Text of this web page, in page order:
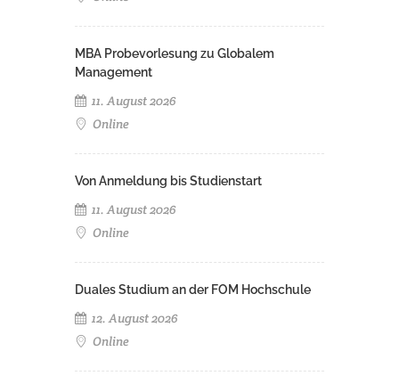
MBA Probevorlesung zu Globalem
Management
11. August 2026
Online
Von Anmeldung bis Studienstart
11. August 2026
Online
Duales Studium an der FOM Hochschule
12. August 2026
Online